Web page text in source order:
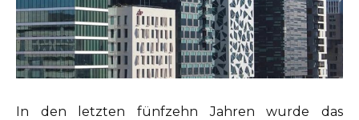
In den letzten fünfzehn Jahren wurde das